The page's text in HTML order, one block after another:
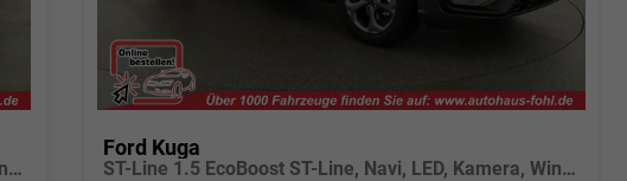
ST-Line 1.5 EcoBoost ST-Line, Navi, LED, Kamera, Winter, FS beheizbar
Ford Kuga
ST-Line 1.5 EcoBoost ST-Line, Navi, LED, Kamera, Winter, FS beheizbar